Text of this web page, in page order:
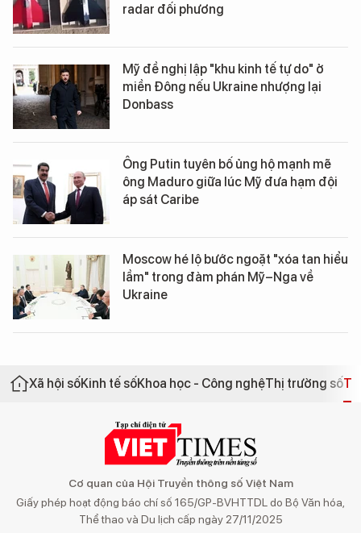
radar đối phương
Mỹ đề nghị lập "khu kinh tế tự do" ở
miền Đông nếu Ukraine nhượng lại
Donbass
Ông Putin tuyên bố ủng hộ mạnh mẽ
ông Maduro giữa lúc Mỹ đưa hạm đội
áp sát Caribe
Moscow hé lộ bước ngoặt "xóa tan hiểu
lầm" trong đàm phán Mỹ–Nga về
Ukraine
Xã hội sốKinh tế sốKhoa học - Công nghệThị trường số
Cơ quan của Hội Truyền thông số Việt Nam
Giấy phép hoạt động báo chí số 165/GP-BVHTTDL do Bộ Văn hóa,
Thể thao và Du lịch cấp ngày 27/11/2025